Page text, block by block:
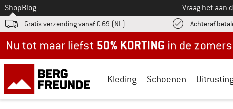
Naar
ShopBlog Vraag het aan
Gratis verzending vanaf € 69 (NL) Achteraf
Kleding Schoenen